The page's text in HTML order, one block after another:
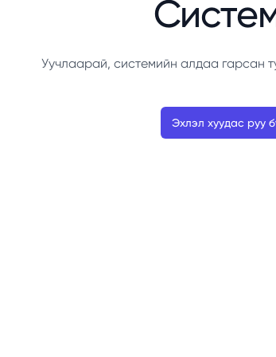
Уучлаарай, системийн алдаа гарсан
Эхлэл хуудас руу